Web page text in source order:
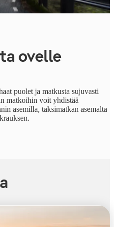
ovelle
puolet ja matkusta sujuvasti
matkoihin voit yhdistää
asemilla, taksimatkan asemalta